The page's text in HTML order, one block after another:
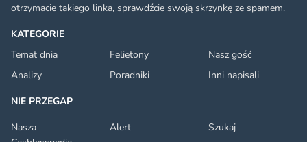
KATEGORIE
Temat dnia
Felietony
Nasz gość
Analizy
Poradniki
Inni napisali
NIE PRZEGAP
Nasza
Alert Szukaj
otrzymacie takiego linka, sprawdźcie swoją skrzynkę ze spamem.